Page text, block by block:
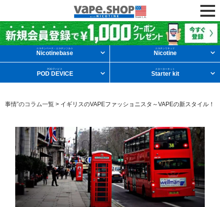
ニコチンリキッドを条件から探す
他の条件から探す
新商品 ニコチンソルト POD型VAPE
ニコチンベース・ニコチンソルト
Nicotinebase
ニコチンリキッド
Nicotine
PODデバイス
POD DEVICE
スターターキット
Starter kit
事情”のコラム一覧> イギリスのVAPEファッショニスタ～VAPEの新スタイル！